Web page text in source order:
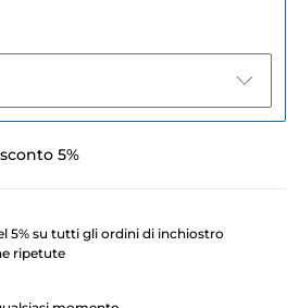
5%
5% su tutti gli ordini di inchiostro
ripetute